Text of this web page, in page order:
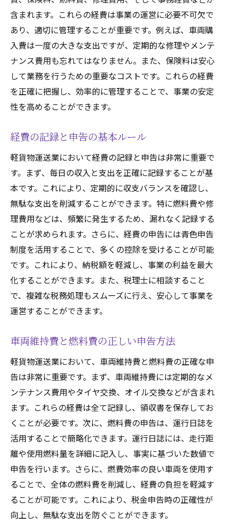
含まれます。これらの経費は事業の運営に必要不可欠で
あり、適切に管理することが重要です。例えば、車両購
入費は一度の大きな支出ですが、定期的な修理やメンテ
ナンス費用も忘れてはなりません。また、保険料は安心
して業務を行うための重要なコストです。これらの経費
を正確に把握し、効率的に管理することで、事業の安定
性を高めることができます。
経費の記録と申告の基本ルール
軽貨物運送業において経費の記録と申告は非常に重要で
す。まず、毎日の収入と支出を正確に記録することが基
本です。これにより、定期的に収支バランスを確認し、
無駄な支出を削減することができます。特に燃料費や修
理費用などは、頻繁に発生するため、漏れなく記録する
ことが求められます。さらに、経費の申告には青色申告
制度を活用することで、多くの控除を受けることが可能
です。これにより、納税額を軽減し、事業の利益を最大
化することができます。また、税理士に相談すること
で、複雑な税務処理もスムーズに行え、安心して事業を
運営することができます。
車両維持費と燃料費の正しい申告方法
軽貨物運送業において、車両維持費と燃料費の正確な申
告は非常に重要です。まず、車両維持費には定期的なメ
ンテナンス費用やタイヤ交換、オイル交換などが含まれ
ます。これらの経費は全て記録し、領収書を保存してお
くことが必要です。次に、燃料費の申告は、運行日誌を
活用することで簡略化できます。運行日誌には、走行距
離や使用燃料量を詳細に記入し、事実に基づいた数値で
申告を行います。さらに、燃費効率の良い車両を使用す
ることで、全体の燃料費を削減し、経費の負担を軽減す
ることが可能です。これにより、税金申告時の正確性が
向上し、無駄な支出を防ぐことができます。